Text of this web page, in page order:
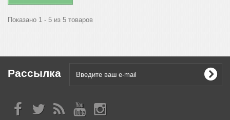
Показано 1 - 5 из 5 товаров
Рассылка